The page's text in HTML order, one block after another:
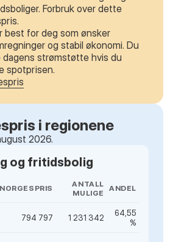
Forbruk over dette
best for deg som ønsker
og stabil økonomi. Du
strømstøtte hvis du
spotprisen.
i regionene
2026.
og fritidsbolig
NORGESPRIS
ANTALL
MULIGE
ANDEL
794 797 1 231 342
64,55
%